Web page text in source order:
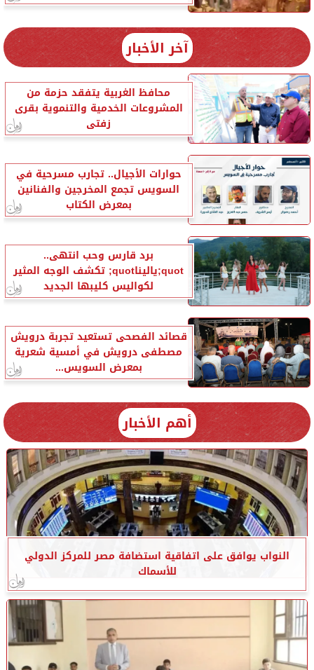
آخر الأخبار
محافظ الغربية يتفقد حزمة من
المشروعات الخدمية والتنموية بقرى
زفتى
حوارات الأجيال.. تجارب مسرحية في
السويس تجمع المخرجين والفنانين
بمعرض الكتاب
برد قارس وحب انتهى..
quot;ياليناquot; تكشف الوجه المثير
لكواليس كليبها الجديد
قصائد الفصحى تستعيد تجربة درويش
مصطفى درويش في أمسية شعرية
بمعرض السويس...
أهم الأخبار
النواب يوافق على اتفاقية استضافة مصر للمركز الدولي
للأسماك